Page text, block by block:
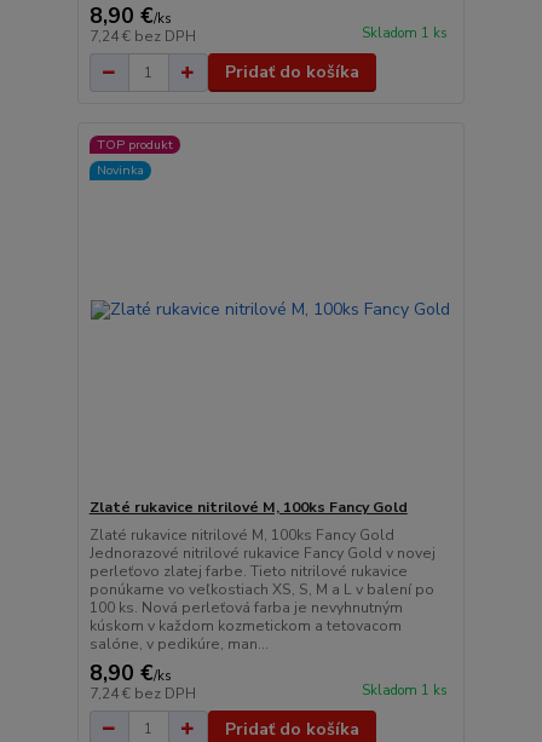
8,90 €/ks
7,24 € bez DPH Skladom 1 ks
Pridať do košíka
TOP produkt
Novinka
Zlaté rukavice nitrilové M, 100ks Fancy Gold
Zlaté rukavice nitrilové M, 100ks Fancy Gold
Jednorazové nitrilové rukavice Fancy Gold v novej
perleťovo zlatej farbe. Tieto nitrilové rukavice
ponúkame vo veľkostiach XS, S, M a L v balení po
100 ks. Nová perleťová farba je nevyhnutným
kúskom v každom kozmetickom a tetovacom
salóne, v pedikúre, man...
8,90 €/ks
7,24 € bez DPH Skladom 1 ks
Pridať do košíka